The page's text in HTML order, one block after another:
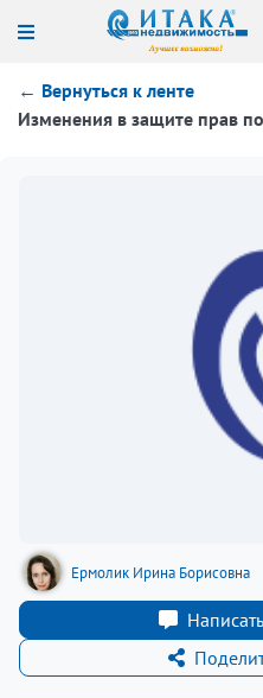
← Вернуться к ленте
Изменения в защите прав
Ермолик Ирина Борисовна